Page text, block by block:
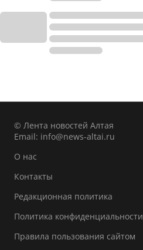
© Лента новостей Алтая
Email: info@news-altai.ru
О нас
Контакты
Редакционная политика
Политика конфиденциальности
Правила пользования сайтом